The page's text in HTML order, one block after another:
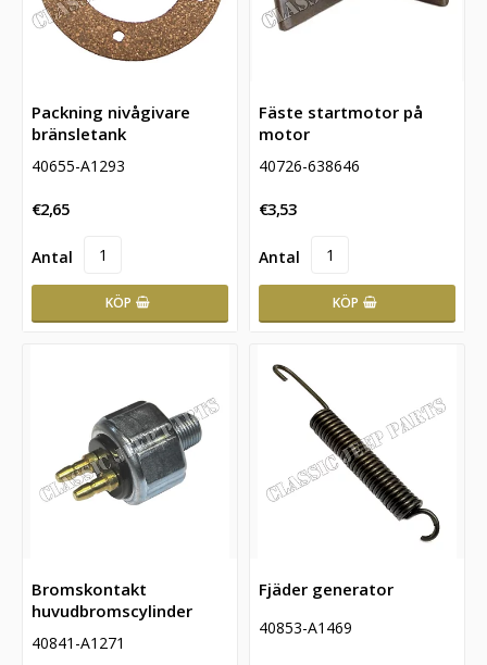
Packning nivågivare
bränsletank
40655-A1293
€2,65
KÖP
Fäste startmotor på
motor
40726-638646
€3,53
KÖP
Bromskontakt
huvudbromscylinder
40841-A1271
Fjäder generator
40853-A1469